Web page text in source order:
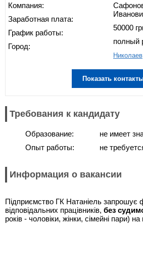
Компания:
Заработная плата:
График работы:
Город:
50000
полный
Николаев
Показать
Требования к кандидату
Образование:
Опыт работы:
не имеет
не
Информация о вакансии
Підприємство ГК Натаніель запрошує
відповідальних працівників, без
років - чоловіки, жінки, сімейні пари) на